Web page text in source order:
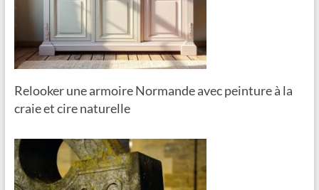
Relooker une armoire Normande avec peinture à la
craie et cire naturelle